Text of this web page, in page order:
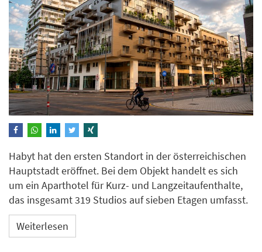
Habyt hat den ersten Standort in der österreichischen
Hauptstadt eröffnet. Bei dem Objekt handelt es sich
um ein Aparthotel für Kurz- und Langzeitaufenthalte,
das insgesamt 319 Studios auf sieben Etagen umfasst.
Weiterlesen